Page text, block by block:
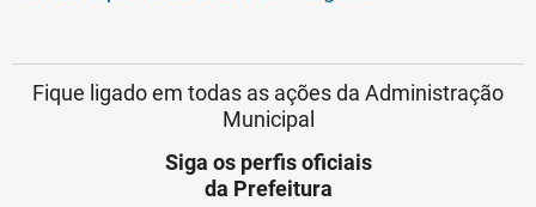
Fique ligado em todas as ações da Administração
Municipal
Siga os perfis oficiais
da Prefeitura